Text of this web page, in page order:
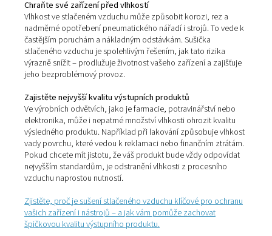
(TRB) od -10 °C do -70 °C.
Pro zachování kontinuálního provozu jsou adsorpční
vybaveny dvěma sušicími nádobami. První slouží k
přicházejícího stlačeného vzduchu, zatímco druhá se
regeneraci vysoušedla. Existují tři typy regeneračních
které naše sušičky používají: regenerace proplachem
se studenou regenerací"), vyhřívanou regenerací
dmychadlem.
Membránové
membránové sušičkyvyužívají osvědčenou technologii
permeace – tedy řízeného propouštění plynů. V jejich
těle se nacházejí tisíce dutých polymerových vláken
úpravou, které účinně oddělují vodní páru od
vzduchu. Díky této technologii dosahují sušičky
rosnému bodu až 3 °C nebo −20 °C při